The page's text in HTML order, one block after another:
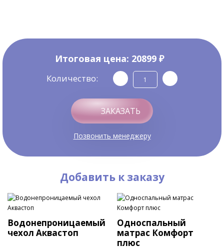
Итоговая цена: 20899 ₽
Количество:
ЗАКАЗАТЬ
Позвонить менеджеру
Добавить к заказу
Водонепроницаемый
чехол Аквастоп
Односпальный
матрас Комфорт
плюс